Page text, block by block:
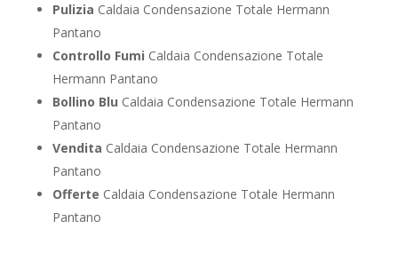
Pulizia Caldaia Condensazione Totale Hermann
Pantano
Controllo Fumi Caldaia Condensazione Totale
Hermann Pantano
Bollino Blu Caldaia Condensazione Totale Hermann
Pantano
Vendita Caldaia Condensazione Totale Hermann
Pantano
Offerte Caldaia Condensazione Totale Hermann
Pantano